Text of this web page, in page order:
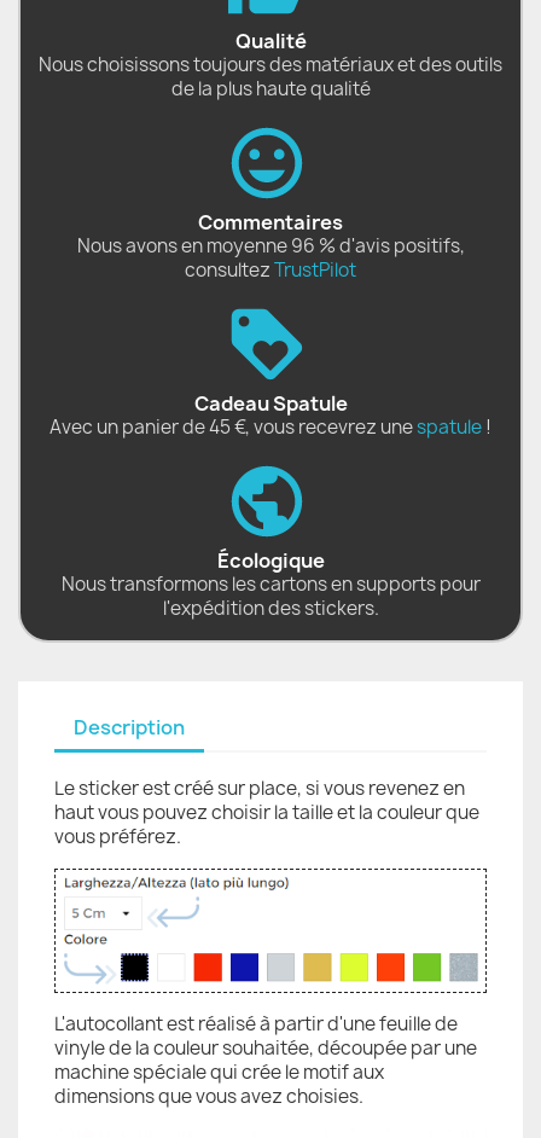
Qualité
Nous choisissons toujours des matériaux et des outils
de la plus haute qualité
Commentaires
Nous avons en moyenne 96 % d'avis positifs,
consultezTrustPilot
Cadeau Spatule
Avec un panier de 45 €, vous recevrez unespatule !
Écologique
Nous transformons les cartons en supports pour
l'expédition des stickers.
Description
Le sticker est créé sur place, si vous revenez en
haut vous pouvez choisir la taille et la couleur que
vous préférez.
L'autocollant est réalisé à partir d'une feuille de
vinyle de la couleur souhaitée, découpée par une
machine spéciale qui crée le motif aux
dimensions que vous avez choisies.